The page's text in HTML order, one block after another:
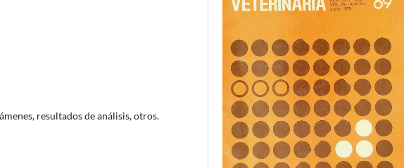
resultados de análisis, otros.